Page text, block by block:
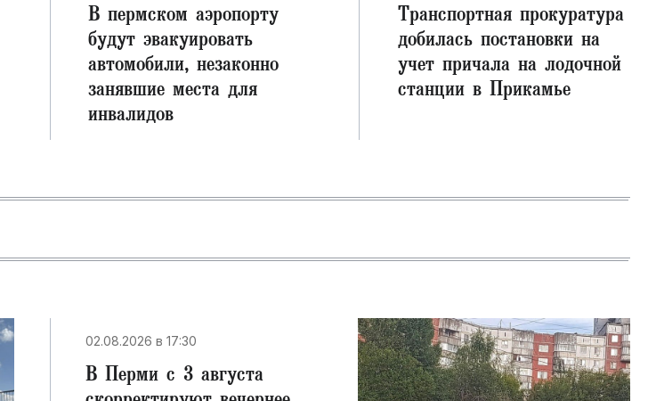
В пермском аэропорту
будут эвакуировать
автомобили, незаконно
занявшие места для
инвалидов
Транспортная прокуратура
добилась постановки на
учет причала на лодочной
станции в Прикамье
02.08.2026 в 17:30
В Перми с 3 августа